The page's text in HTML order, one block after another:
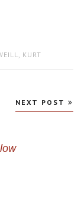
KURT
NEXT POST